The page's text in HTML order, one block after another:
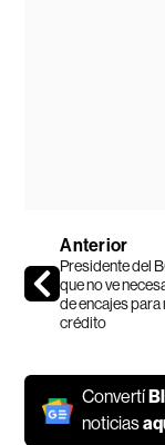
Anterior
Presidente del
que no ve
de encajes para
crédito
Convertí
noticias